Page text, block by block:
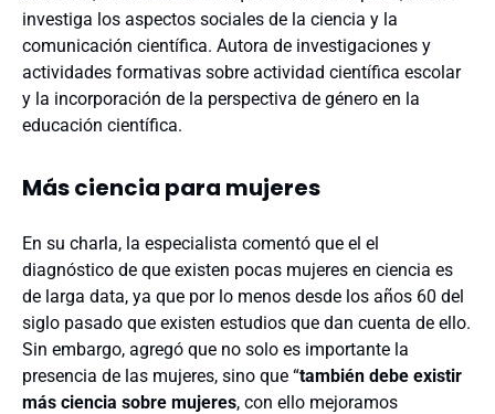
investiga los aspectos sociales de la ciencia y la
comunicación científica. Autora de investigaciones y
actividades formativas sobre actividad científica escolar
y la incorporación de la perspectiva de género en la
educación científica.
Más ciencia para mujeres
En su charla, la especialista comentó que el el
diagnóstico de que existen pocas mujeres en ciencia es
de larga data, ya que por lo menos desde los años 60 del
siglo pasado que existen estudios que dan cuenta de ello.
Sin embargo, agregó que no solo es importante la
presencia de las mujeres, sino que “también debe existir
más ciencia sobre mujeres, con ello mejoramos